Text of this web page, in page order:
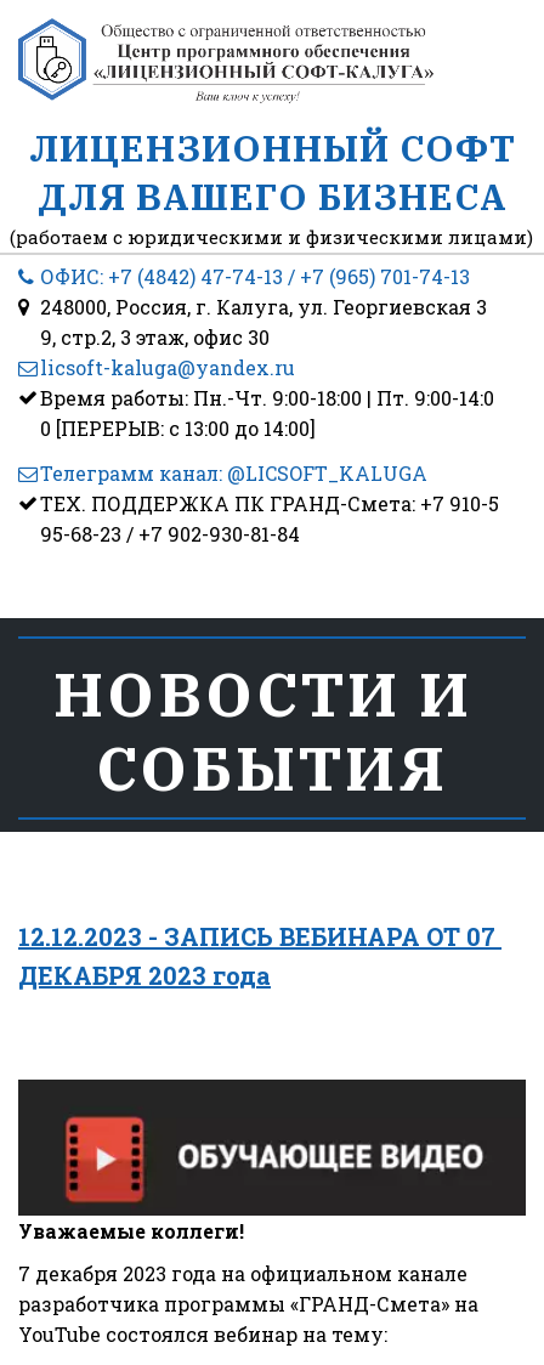
ЛИЦЕНЗИОННЫЙ СОФТ
ДЛЯ ВАШЕГО БИЗНЕСА
(работаем с юридическими и физическими лицами)
ОФИС: +7 (4842) 47-74-13 / +7 (965) 701-74-13
248000, Россия, г. Калуга, ул. Георгиевская 3
9, стр.2, 3 этаж, офис 30
licsoft-kaluga@yandex.ru
Время работы: Пн.-Чт. 9:00-18:00 | Пт. 9:00-14:0
0 [ПЕРЕРЫВ: с 13:00 до 14:00]
Телеграмм канал: @LICSOFT_KALUGA
ТЕХ. ПОДДЕРЖКА ПК ГРАНД-Смета: +7 910-5
95-68-23 / +7 902-930-81-84
НОВОСТИ И
СОБЫТИЯ
12.12.2023 - ЗАПИСЬ ВЕБИНАРА ОТ 07
ДЕКАБРЯ 2023 года
Уважаемые коллеги!
7 декабря 2023 года на официальном канале
разработчика программы «ГРАНД-Смета» на
YouTube состоялся вебинар на тему: